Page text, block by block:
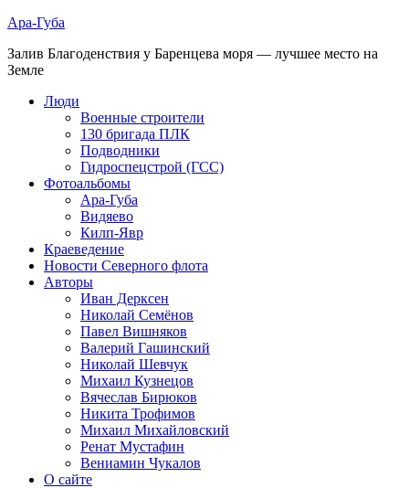
Ара-Губа
Залив Благоденствия у Баренцева моря — лучшее место на
Земле
Люди
Военные строители
130 бригада ПЛК
Подводники
Гидроспецстрой (ГСС)
Фотоальбомы
Ара-Губа
Видяево
Килп-Явр
Краеведение
Новости Северного флота
Авторы
Иван Дерксен
Николай Семёнов
Павел Вишняков
Валерий Гашинский
Николай Шевчук
Михаил Кузнецов
Вячеслав Бирюков
Никита Трофимов
Михаил Михайловский
Ренат Мустафин
Вениамин Чукалов
О сайте